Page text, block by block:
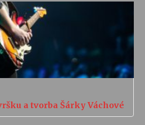
a tvorba Šárky Váchové